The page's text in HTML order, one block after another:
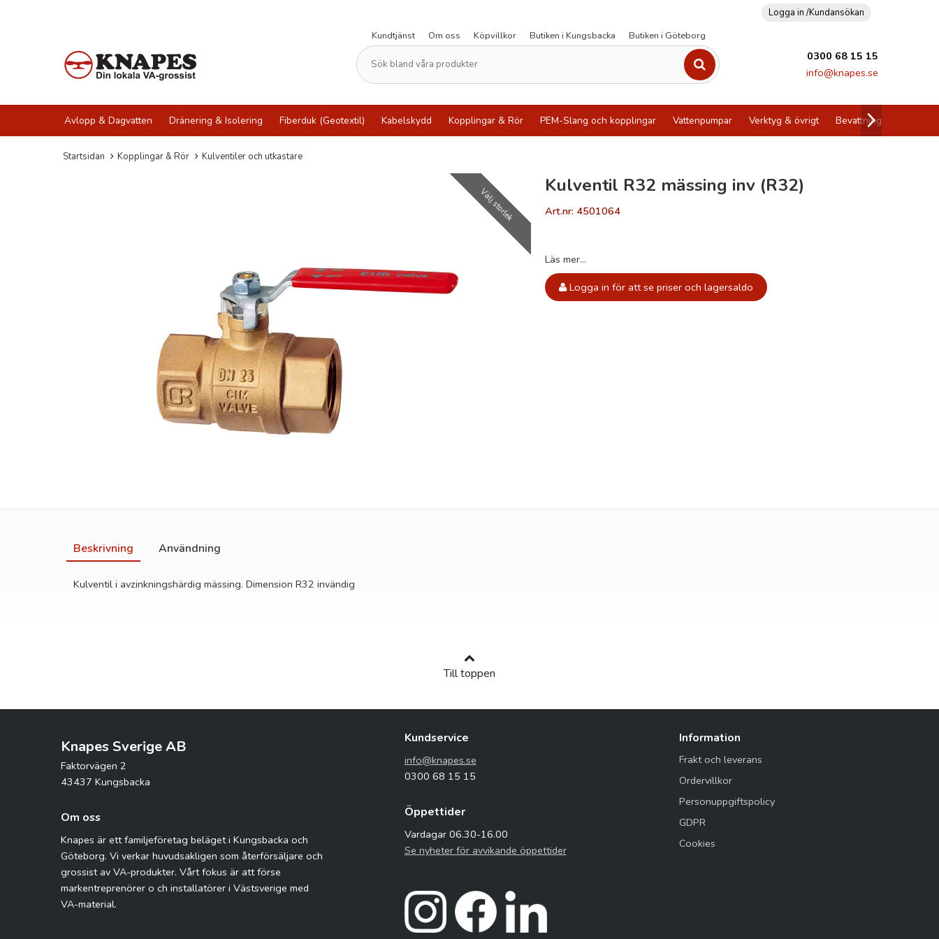
Logga in /Kundansökan
Kundtjänst
Om oss Köpvillkor Butiken i Kungsbacka Butiken i Göteborg
0300 68 15 15
info@knapes.se
Avlopp & Dagvatten Dränering & Isolering Fiberduk (Geotextil) Kabelskydd Kopplingar & Rör PEM-Slang och kopplingar Vattenpumpar Verktyg & övrigt Bevattning
Startsidan Kopplingar & Rör Kulventiler och utkastare
Välj storlek
Kulventil R32 mässing inv (R32)
Art.nr: 4501064
Läs mer...
Logga in för att se priser och lagersaldo
Beskrivning Användning
Kulventil i avzinkningshärdig mässing. Dimension R32 invändig
Till toppen
Knapes Sverige AB
Faktorvägen 2
43437 Kungsbacka
Om oss
Knapes är ett familjeföretag beläget i Kungsbacka och
Göteborg. Vi verkar huvudsakligen som återförsäljare och
grossist av VA-produkter. Vårt fokus är att förse
markentreprenörer o ch installatörer i Västsverige med
VA-material.
Kundservice
info@knapes.se
0300 68 15 15
Öppettider
Vardagar 06.30-16.00
Se nyheter för avvikande öppettider
Information
Frakt och leverans
Ordervillkor
Personuppgiftspolicy
GDPR
Cookies